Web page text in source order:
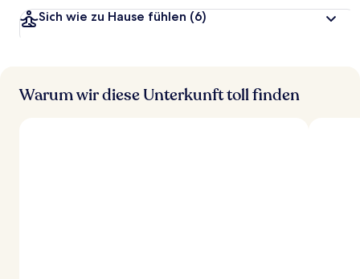
Sich wie zu Hause fühlen (6)
Warum wir diese Unterkunft toll finden